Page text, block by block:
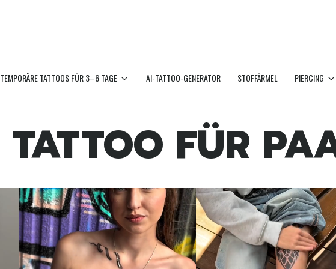
TEMPORÄRE TATTOOS FÜR 3–6 TAGE AI-TATTOO-GENERATOR STOFFÄRMEL PIERCING
TATTOO FÜR